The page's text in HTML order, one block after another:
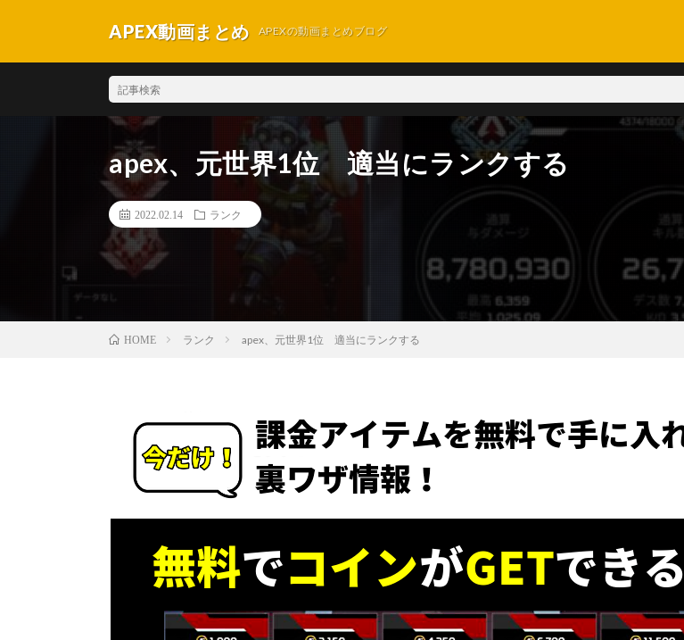
APEX動画まとめ APEXの動画まとめブログ
apex、元世界1位 適当にランクする
2022.02.14 ランク
HOME ランク apex、元世界1位 適当にランクする